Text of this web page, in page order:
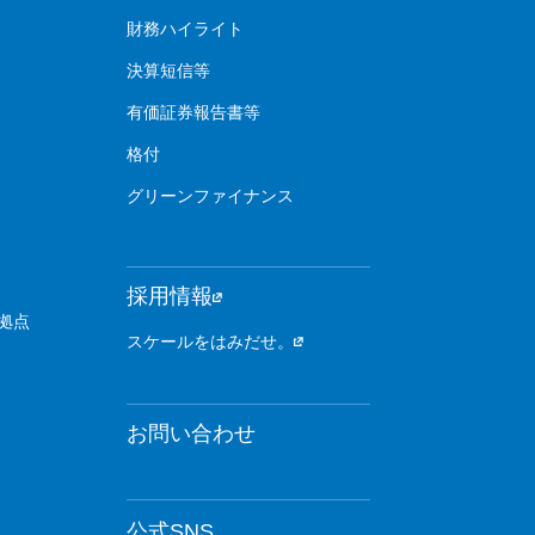
点
財務ハイライト
決算短信等
有価証券報告書等
格付
グリーンファイナンス
採用情報
スケールをはみだせ。
お問い合わせ